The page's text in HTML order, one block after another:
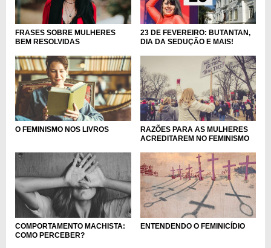
FRASES SOBRE MULHERES
BEM RESOLVIDAS
23 DE FEVEREIRO: BUTANTAN,
DIA DA SEDUÇÃO E MAIS!
O FEMINISMO NOS LIVROS
RAZÕES PARA AS MULHERES
ACREDITAREM NO FEMINISMO
COMPORTAMENTO MACHISTA:
COMO PERCEBER?
ENTENDENDO O FEMINICÍDIO